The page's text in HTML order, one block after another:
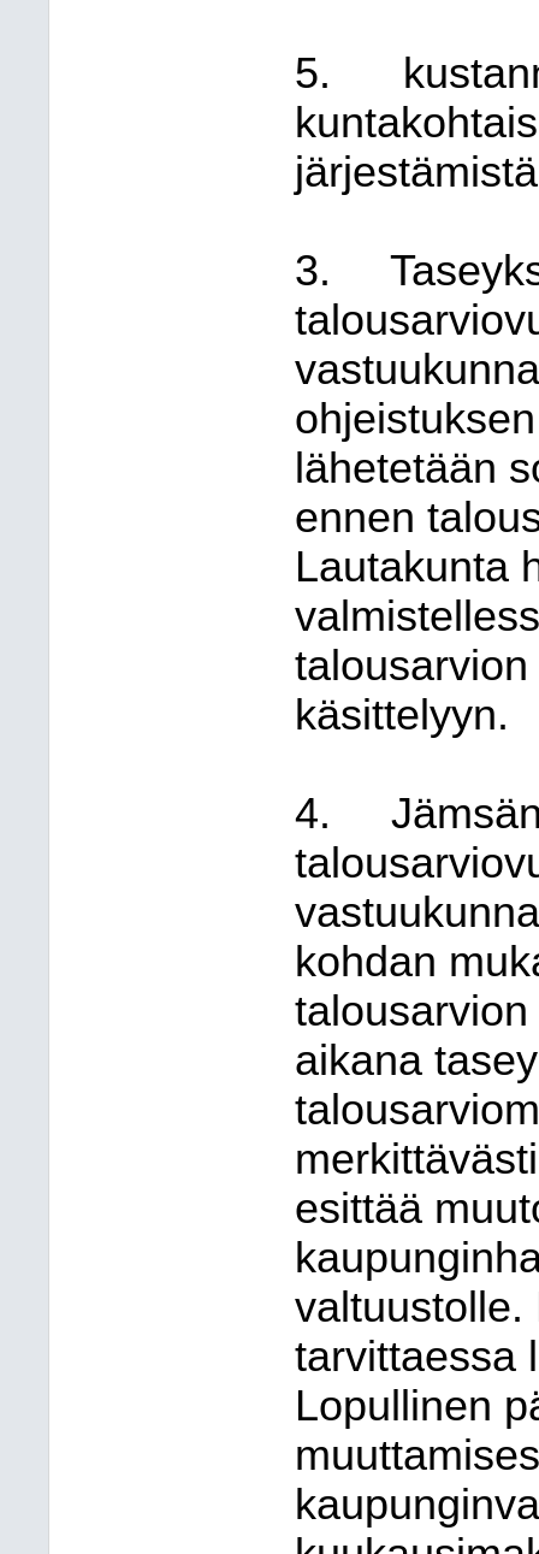
5.
3.
lähetetään
ennen
Lautakunta
käsittelyyn.
4.
kohdan
aikana
esittää
valtuustolle.
tarvittaessa
Lopullinen